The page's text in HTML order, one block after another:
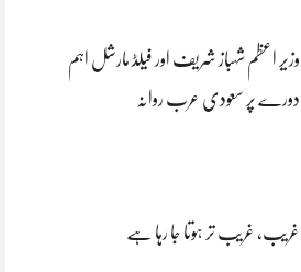
وزیر اعظم شہباز شریف اور فیلڈ مارشل اہم
دورے پر سعودی عرب روانہ
غریب، غریب تر ہوتا جا رہا ہے